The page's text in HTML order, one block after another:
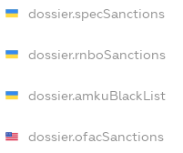
dossier.specSanctions
dossier.rnboSanctions
dossier.amkuBlackList
dossier.ofacSanctions